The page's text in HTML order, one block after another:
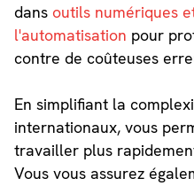
dans outils numériques
l'automatisation pour
contre de coûteuses
En simplifiant la
internationaux, vous
travailler plus
Vous vous assurez